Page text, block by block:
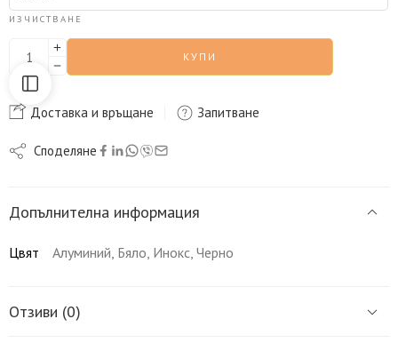
ИЗЧИСТВАНЕ
КУПИ
Доставка и връщане Запитване
Споделяне
Допълнителна информация
Цвят Алуминий, Бяло, Инокс, Черно
Отзиви (0)